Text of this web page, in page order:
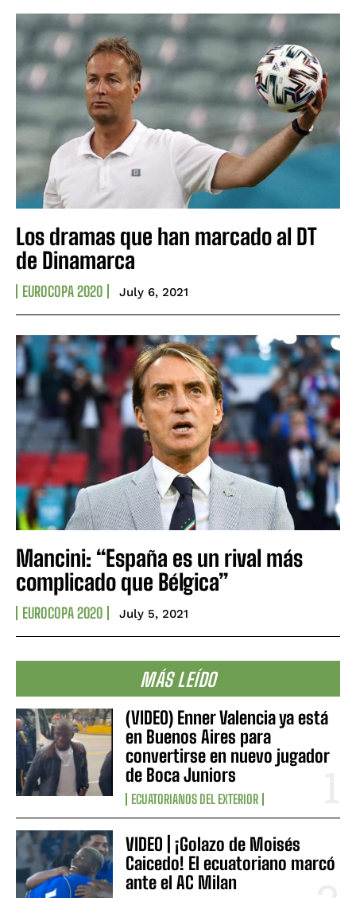
Los dramas que han marcado al DT
de Dinamarca
EUROCOPA 2020 July 6, 2021
Mancini: “España es un rival más
complicado que Bélgica”
EUROCOPA 2020 July 5, 2021
MÁS LEÍDO
(VIDEO) Enner Valencia ya está
en Buenos Aires para
convertirse en nuevo jugador
de Boca Juniors
ECUATORIANOS DEL EXTERIOR
VIDEO | ¡Golazo de Moisés
Caicedo! El ecuatoriano marcó
ante el AC Milan